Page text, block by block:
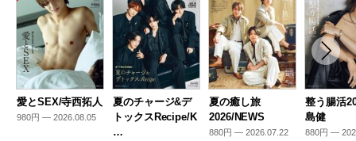
愛とSEX/寺西拓人
980円 — 2026.08.05
夏のチャージ&デ
トックスRecipe/K
…
夏の癒し旅
2026/NEWS
880円 — 2026.07.22
整う腸活
島健
880円 —